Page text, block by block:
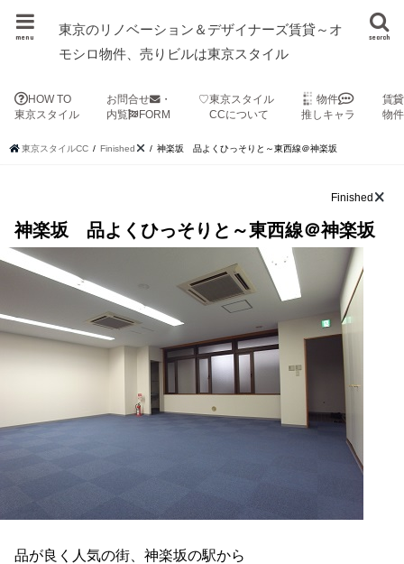
東京のリノベーション＆デザイナーズ賃貸～オ
モシロ物件、売りビルは東京スタイル
search
menu
HOW TO
東京スタイル
お問合せ
・
内覧
FORM
♡東京スタイル
CCについて
物件
推しキャラ
賃
物
東京スタイルCC Finished 神楽坂 品よくひっそりと～東西線＠神楽坂
Finished
神楽坂 品よくひっそりと～東西線＠神楽坂
品が良く人気の街、神楽坂の駅から